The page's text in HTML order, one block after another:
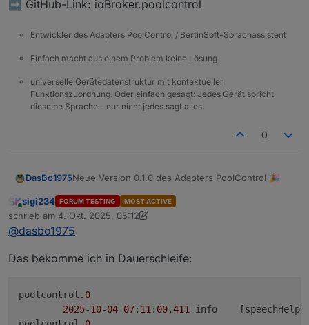
➡️ GitHub-Link: ioBroker.poolcontrol
Entwickler des Adapters PoolControl / BertinSoft-Sprachassistent
Einfach macht aus einem Problem keine Lösung
universelle Gerätedatenstruktur mit kontextueller
Funktionszuordnung. Oder einfach gesagt: Jedes Gerät spricht
dieselbe Sprache - nur nicht jedes sagt alles!
0
DasBo1975Neue Version 0.1.0 des Adapters PoolControl 🎉
Ab sofort steht die Version 0.1.0 auf GitHub zur
Verfügung.
Die wichtigsten Neuerungen:
🚀 Neue Funktionen
Sprachausgabe über E-Mail hinzugefügt
„Sprachausgaben“
🛠️ Bugfixes & Verbesserungen
Online
sigi234 FORUM TESTING MOST ACTIVE
schrieb am 4. Okt. 2025, 05:12
zuletzt editiert von sigi23410. Apr. 2025, 07:44
@dasbo1975
Das bekomme ich in Dauerschleife:
poolcontrol .0
2025-10-04 07: 11 : 00.411
info